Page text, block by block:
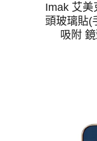
Imak 艾美
頭玻璃貼(
吸附